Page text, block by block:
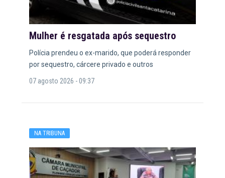
Mulher é resgatada após sequestro
Polícia prendeu o ex-marido, que poderá responder
por sequestro, cárcere privado e outros
07 agosto 2026 - 09:37
NA TRIBUNA